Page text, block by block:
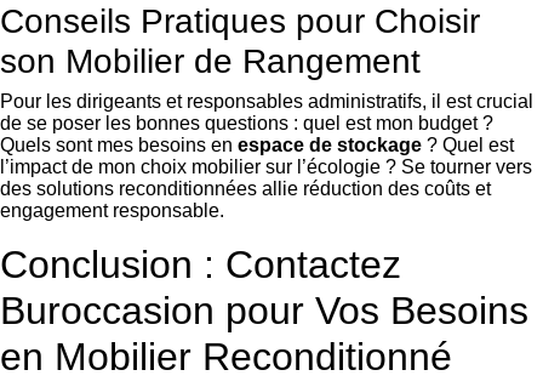
Conseils Pratiques pour Choisir
son Mobilier de Rangement
Pour les dirigeants et responsables administratifs, il est crucial
de se poser les bonnes questions : quel est mon budget ?
Quels sont mes besoins en espace de stockage ? Quel est
l’impact de mon choix mobilier sur l’écologie ? Se tourner vers
des solutions reconditionnées allie réduction des coûts et
engagement responsable.
Conclusion : Contactez
Buroccasion pour Vos Besoins
en Mobilier Reconditionné